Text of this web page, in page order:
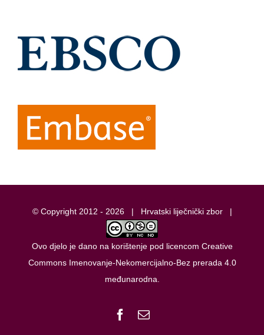
© Copyright 2012 - 2026 | Hrvatski liječnički zbor|
Ovo djelo je dano na korištenje pod licencom Creative
Commons Imenovanje-Nekomercijalno-Bez prerada 4.0
međunarodna
Facebook
Email: